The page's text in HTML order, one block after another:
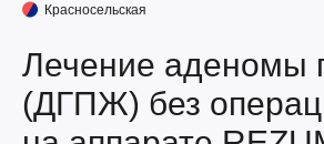
Красносельская
Лечение аденомы
(ДГПЖ) без